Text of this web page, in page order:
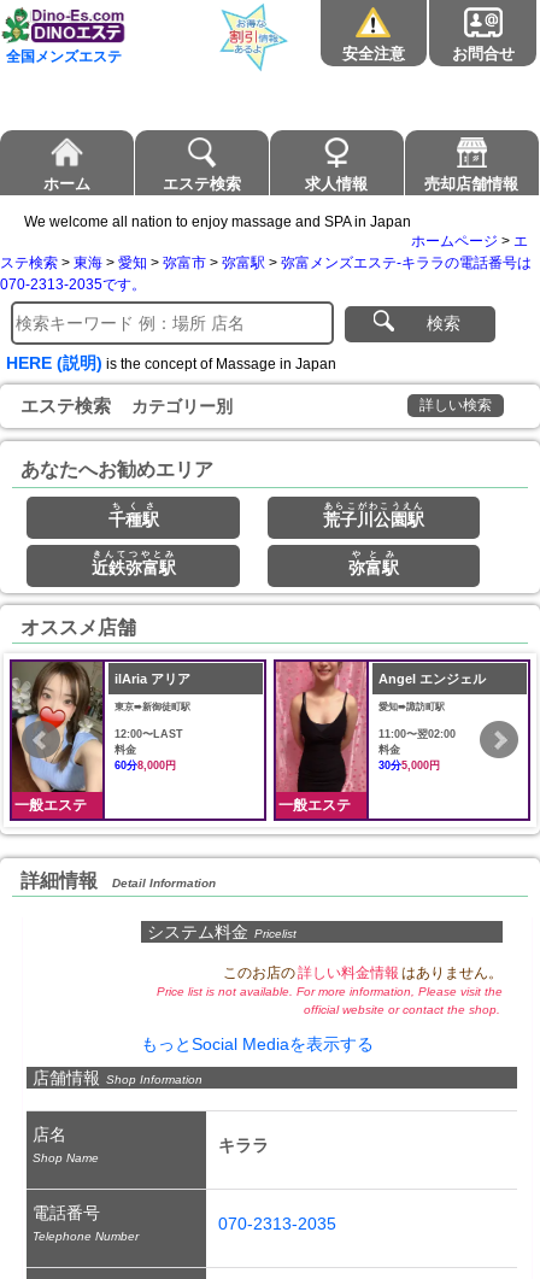
全国メンズエステ 安全注意 お問合せ
ホーム エステ検索 求人情報 売却店舗情報
We welcome all nation to enjoy massage and SPA in Japan
ホームページ > エ
ステ検索 > 東海 > 愛知 > 弥富市 > 弥富駅 > 弥富メンズエステ-キララの電話番号は
070-2313-2035です。
検索
HERE (説明) is the concept of Massage in Japan
エステ検索 カテゴリー別 詳しい検索
あなたへお勧めエリア
千種駅
ちくさ
荒子川公園駅
あらこがわこうえん
近鉄弥富駅
きんてつやとみ
弥富駅
やとみ
オススメ店舗
一般エステ
ilAria アリア
東京➠新御徒町駅
12:00〜LAST
料金
60分8,000円
一般エステ
Angel エンジェル
愛知➠諏訪町駅
11:00〜翌02:00
料金
30分5,000円
詳細情報 Detail Information
システム料金 Pricelist
このお店の詳しい料金情報 はありません。
Price list is not available. For more information, Please visit the
official website or contact the shop.
もっとSocial Mediaを表示する
店舗情報 Shop Information
店名
Shop Name
キララ
電話番号
Telephone Number
070-2313-2035